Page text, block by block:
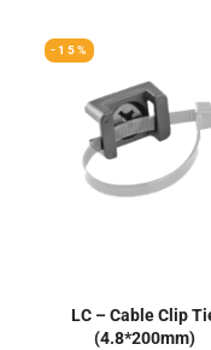
-15%
LC – Cable Clip
(4.8*200mm)